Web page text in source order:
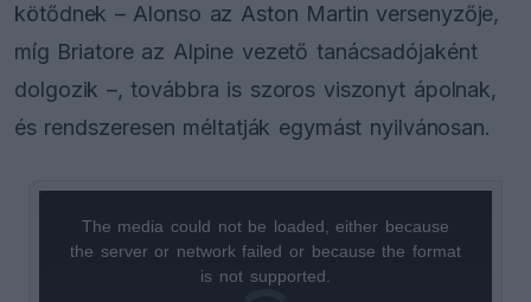
kötődnek – Alonso az Aston Martin versenyzője,
míg Briatore az Alpine vezető tanácsadójaként
dolgozik –, továbbra is szoros viszonyt ápolnak,
és rendszeresen méltatják egymást nyilvánosan.
The media could not be loaded, either because
the server or network failed or because the format
is not supported.